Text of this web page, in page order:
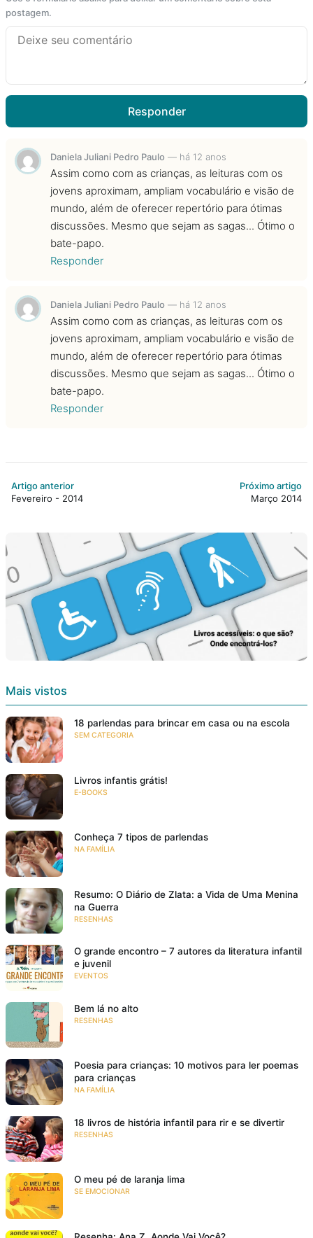
postagem.
Responder
Daniela Juliani Pedro Paulo — há 12 anos
Assim como com as crianças, as leituras com os
jovens aproximam, ampliam vocabulário e visão de
mundo, além de oferecer repertório para ótimas
discussões. Mesmo que sejam as sagas... Ótimo o
bate-papo.
Responder
Daniela Juliani Pedro Paulo — há 12 anos
Assim como com as crianças, as leituras com os
jovens aproximam, ampliam vocabulário e visão de
mundo, além de oferecer repertório para ótimas
discussões. Mesmo que sejam as sagas... Ótimo o
bate-papo.
Responder
Artigo anterior
Fevereiro - 2014
Próximo artigo
Março 2014
Mais vistos
18 parlendas para brincar em casa ou na escola
SEM CATEGORIA
Livros infantis grátis!
E-BOOKS
Conheça 7 tipos de parlendas
NA FAMÍLIA
Resumo: O Diário de Zlata: a Vida de Uma Menina
na Guerra
RESENHAS
O grande encontro – 7 autores da literatura infantil
e juvenil
EVENTOS
Bem lá no alto
RESENHAS
Poesia para crianças: 10 motivos para ler poemas
para crianças
NA FAMÍLIA
18 livros de história infantil para rir e se divertir
RESENHAS
O meu pé de laranja lima
SE EMOCIONAR